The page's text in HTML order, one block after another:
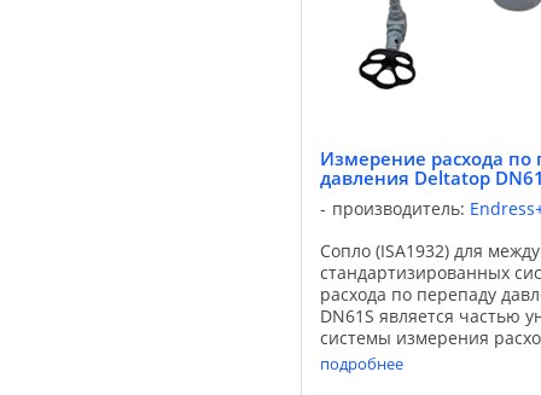
Измерение расхода по
давления Deltatop
производитель:
Сопло (ISA1932) для
стандартизированных
расхода по перепаду
DN61S является частью
системы измерения
давления со
устройствами: трубы
подробнее